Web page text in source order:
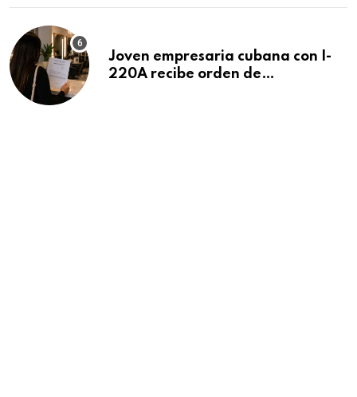
Joven empresaria cubana con I-
220A recibe orden de